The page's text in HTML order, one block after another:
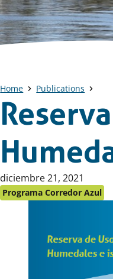
Home Publications
Publicado
en:
diciembre 21, 2021
Programa Corredor Azul